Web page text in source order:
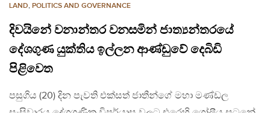
LAND, POLITICS AND GOVERNANCE
දිවයිනේ වනාන්තර වනසමින් ජාත්‍යන්තරයේ
දේශගුණ යුක්තිය ඉල්ලන ආණ්ඩුවේ දෙබිඩි
පිළිවෙත
පසුගිය (20) දින පැවති එක්සත් ජාතීන්ගේ මහා මණ්ඩල